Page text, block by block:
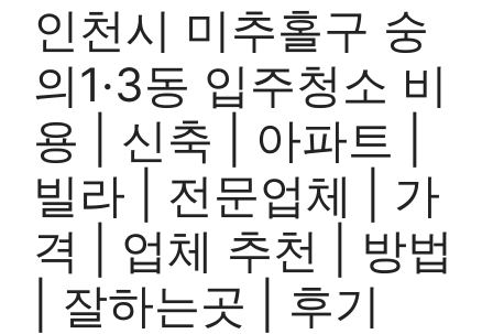
인천시 미추홀구 숭
의1·3동 입주청소 비
용 | 신축 | 아파트 |
빌라 | 전문업체 | 가
격 | 업체 추천 | 방법
| 잘하는곳 | 후기